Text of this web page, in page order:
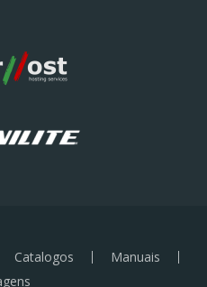
Catalogos
Manuais